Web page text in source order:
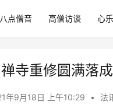
八点僧音 高僧访谈 心
寺重修圆满落
年9月18日 上午10:29 • 法